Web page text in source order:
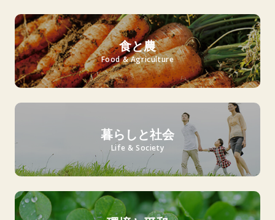
食と農
Food & Agriculture
暮らしと社会
Life & Society